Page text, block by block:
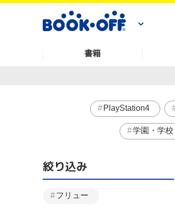
書籍
PlayStation4
学園・学校
絞り込み
フリュー